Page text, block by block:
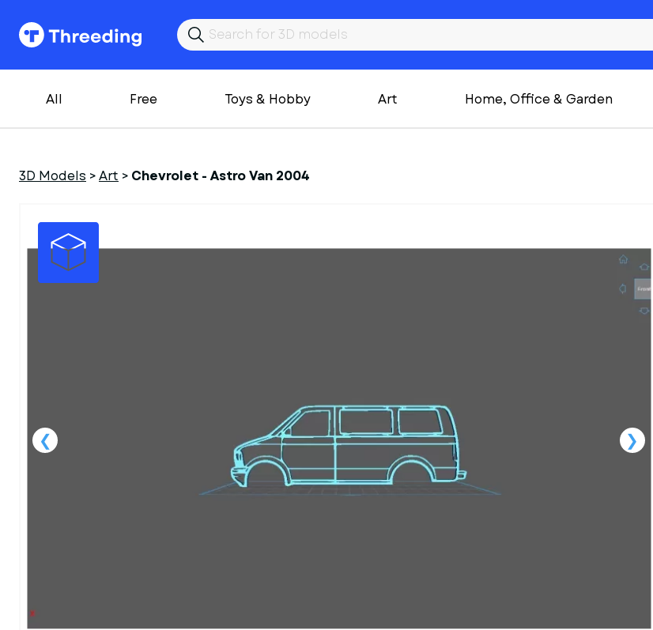
All Free Toys & Hobby Art Home, Office & Garden
3D Models >Art > Chevrolet - Astro Van 2004